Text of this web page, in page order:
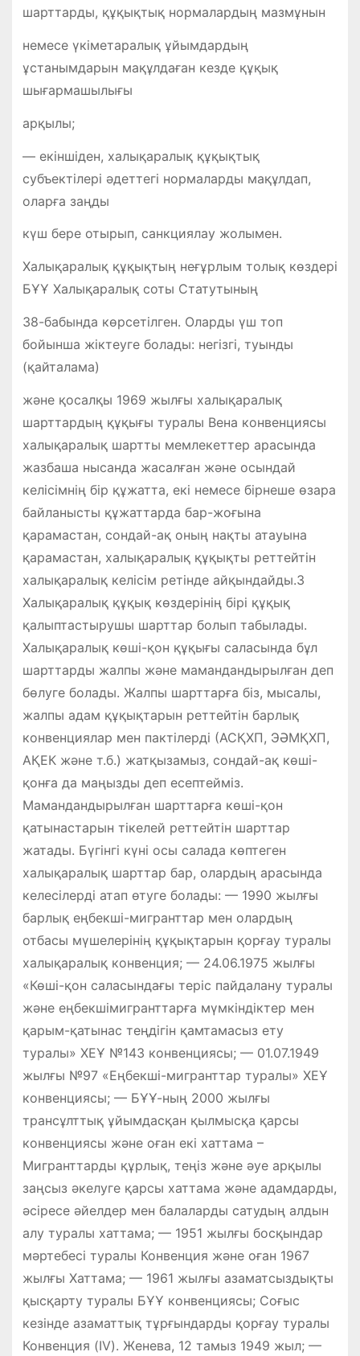
шарттарды, құқықтық нормалардың мазмұнын
немесе үкіметаралық ұйымдардың
ұстанымдарын мақұлдаған кезде құқық
шығармашылығы
арқылы;
— екіншіден, халықаралық құқықтық
субъектілері әдеттегі нормаларды мақұлдап,
оларға заңды
күш бере отырып, санкциялау жолымен.
Халықаралық құқықтың неғұрлым толық көздері
БҰҰ Халықаралық соты Статутының
38-бабында көрсетілген. Оларды үш топ
бойынша жіктеуге болады: негізгі, туынды
(қайталама)
және қосалқы 1969 жылғы халықаралық
шарттардың құқығы туралы Вена конвенциясы
халықаралық шартты мемлекеттер арасында
жазбаша нысанда жасалған және осындай
келісімнің бір құжатта, екі немесе бірнеше өзара
байланысты құжаттарда бар-жоғына
қарамастан, сондай-ақ оның нақты атауына
қарамастан, халықаралық құқықты реттейтін
халықаралық келісім ретінде айқындайды.3
Халықаралық құқық көздерінің бірі құқық
қалыптастырушы шарттар болып табылады.
Халықаралық көші-қон құқығы саласында бұл
шарттарды жалпы және мамандандырылған деп
бөлуге болады. Жалпы шарттарға біз, мысалы,
жалпы адам құқықтарын реттейтін барлық
конвенциялар мен пактілерді (АСҚХП, ЭӘМҚХП,
АҚЕК және т.б.) жатқызамыз, сондай-ақ көші-
қонға да маңызды деп есептейміз.
Мамандандырылған шарттарға көші-қон
қатынастарын тікелей реттейтін шарттар
жатады. Бүгінгі күні осы салада көптеген
халықаралық шарттар бар, олардың арасында
келесілерді атап өтуге болады: — 1990 жылғы
барлық еңбекші-мигранттар мен олардың
отбасы мүшелерінің құқықтарын қорғау туралы
халықаралық конвенция; — 24.06.1975 жылғы
«Көші-қон саласындағы теріс пайдалану туралы
және еңбекшімигранттарға мүмкіндіктер мен
қарым-қатынас теңдігін қамтамасыз ету
туралы» ХЕҰ №143 конвенциясы; — 01.07.1949
жылғы №97 «Еңбекші-мигранттар туралы» ХЕҰ
конвенциясы; — БҰҰ-ның 2000 жылғы
трансұлттық ұйымдасқан қылмысқа қарсы
конвенциясы және оған екі хаттама –
Мигранттарды құрлық, теңіз және әуе арқылы
заңсыз әкелуге қарсы хаттама және адамдарды,
әсіресе әйелдер мен балаларды сатудың алдын
алу туралы хаттама; — 1951 жылғы босқындар
мәртебесі туралы Конвенция және оған 1967
жылғы Хаттама; — 1961 жылғы азаматсыздықты
қысқарту туралы БҰҰ конвенциясы; Соғыс
кезінде азаматтық тұрғындарды қорғау туралы
Конвенция (IV). Женева, 12 тамыз 1949 жыл; —